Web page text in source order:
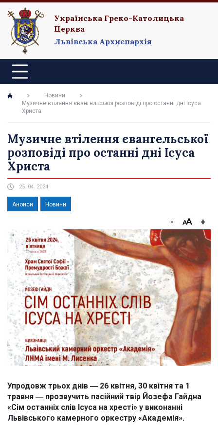
Українська Греко-Католицька
Церква
Львівська Архиєпархія
Новини
Музичне втілення євангельської розповіді про останні дні Ісуса
Христа
Музичне втілення євангельської
розповіді про останні дні Ісуса
Христа
25. 04. 2024
Анонси Новини
- +
Упродовж трьох днів ― 26 квітня, 30 квітня та 1
травня ― прозвучить пасійний твір Йозефа Гайдна
«Сім останніх слів Ісуса на хресті» у виконанні
Львівського камерного оркестру «Академія».